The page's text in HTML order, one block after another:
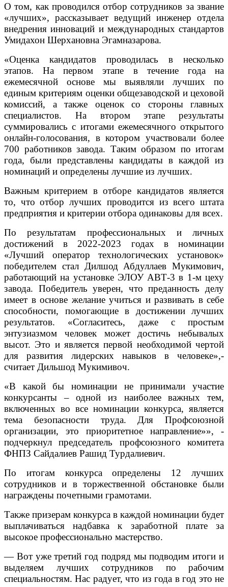
О том, как проводился отбор сотрудников за звание
«лучших», рассказывает ведущий инженер отдела
внедрения инноваций и международных стандартов
Умидахон Шерхановна Эгамназарова.
«Оценка кандидатов проводилась в несколько
этапов. На первом этапе в течение года на
ежемесячной основе мы выявляли лучших по
единым критериям оценки общезаводской и цеховой
комиссий, а также оценок со стороны главных
специалистов. На втором этапе результаты
суммировались с итогами ежемесячного открытого
онлайн-голосования, в котором участвовали более
700 работников завода. Таким образом по итогам
года, были представлены кандидаты в каждой из
номинаций и определены лучшие из лучших.
Важным критерием в отборе кандидатов является
то, что отбор лучших проводится из всего штата
предприятия и критерии отбора одинаковы для всех.
По результатам профессиональных и личных
достижений в 2022-2023 годах в номинации
«Лучший оператор технологических установок»
победителем стал Дилшод Абдуллаев Мукимович,
работающий на установке ЭЛОУ АВТ-3 в 1-м цеху
завода. Победитель уверен, что преданность делу
имеет в основе желание учиться и развивать в себе
способности, помогающие в достижении лучших
результатов. «Согласитесь, даже с простым
энтузиазмом человек может достичь небывалых
высот. Это и является первой необходимой чертой
для развития лидерских навыков в человеке»,-
считает Дильшод Мукимивоч.
«В какой бы номинации не принимали участие
конкурсанты – одной из наиболее важных тем,
включенных во все номинации конкурса, является
тема безопасности труда. Для Профсоюзной
организации, это приоритетное направление»», -
подчеркнул председатель профсоюзного комитета
ФНПЗ Сайдалиев Рашид Турдалиевич.
По итогам конкурса определены 12 лучших
сотрудников и в торжественной обстановке были
награждены почетными грамотами.
Также призерам конкурса в каждой номинации будет
выплачиваться надбавка к заработной плате за
высокое профессионально мастерство.
— Вот уже третий год подряд мы подводим итоги и
выделяем лучших сотрудников по рабочим
специальностям. Нас радует, что из года в год это не